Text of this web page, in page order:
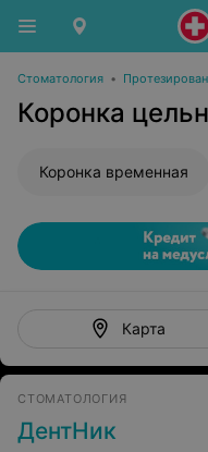
Стоматология •
Коронка
Коронка временная
Карта
СТОМАТОЛОГИЯ
ДентНик